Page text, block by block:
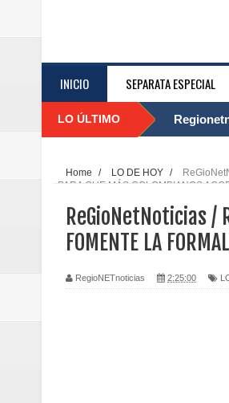
INICIO SEPARATA ESPECIAL
LO ÚLTIMO
Home / LO DE HOY /
PARA QUE MÁS COLOMBIANOS
ReGioNetNoticias /
FOMENTE LA
RegioNETnoticias 2:25:00